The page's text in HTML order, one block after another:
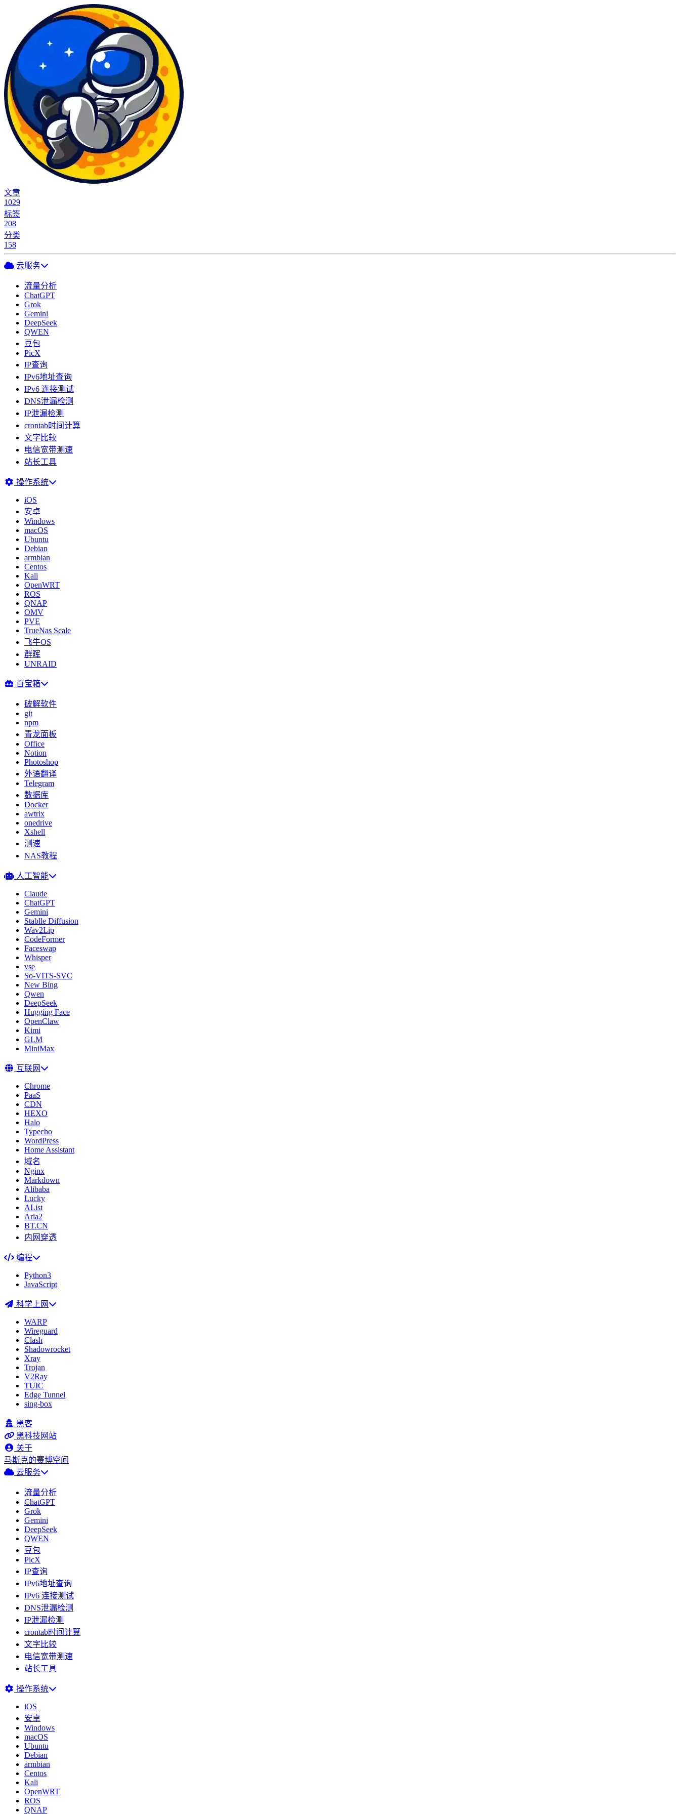
文章
1029
标签
208
分类
158
云服务
流量分析
ChatGPT
Grok
Gemini
DeepSeek
QWEN
豆包
PicX
IP查询
IPv6地址查询
IPv6 连接测试
DNS泄漏检测
IP泄漏检测
crontab时间计算
文字比较
电信宽带测速
站长工具
操作系统
iOS
安卓
Windows
macOS
Ubuntu
Debian
armbian
Centos
Kali
OpenWRT
ROS
QNAP
OMV
PVE
TrueNas Scale
飞牛OS
群晖
UNRAID
百宝箱
破解软件
git
npm
青龙面板
Office
Notion
Photoshop
外语翻译
Telegram
数据库
Docker
awtrix
onedrive
Xshell
测速
NAS教程
人工智能
Claude
ChatGPT
Gemini
Stablle Diffusion
Wav2Lip
CodeFormer
Faceswap
Whisper
vse
So-VITS-SVC
New Bing
Qwen
DeepSeek
Hugging Face
OpenClaw
Kimi
GLM
MiniMax
互联网
Chrome
PaaS
CDN
HEXO
Halo
Typecho
WordPress
Home Assistant
域名
Nginx
Markdown
Alibaba
Lucky
AList
Aria2
BT.CN
内网穿透
编程
Python3
JavaScript
科学上网
WARP
Wireguard
Clash
Shadowrocket
Xray
Trojan
V2Ray
TUIC
Edge Tunnel
sing-box
黑客
黑科技网站
关于
马斯克的赛博空间
云服务
流量分析
ChatGPT
Grok
Gemini
DeepSeek
QWEN
豆包
PicX
IP查询
IPv6地址查询
IPv6 连接测试
DNS泄漏检测
IP泄漏检测
crontab时间计算
文字比较
电信宽带测速
站长工具
操作系统
iOS
安卓
Windows
macOS
Ubuntu
Debian
armbian
Centos
Kali
OpenWRT
ROS
QNAP